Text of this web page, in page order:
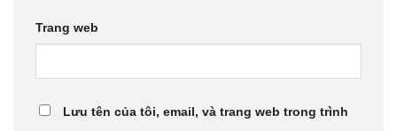
Trang web
Lưu tên của tôi, email, và trang web trong trình